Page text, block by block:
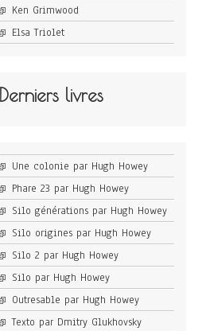
Ken Grimwood
Elsa Triolet
Derniers livres
Une colonie par Hugh Howey
Phare 23 par Hugh Howey
Silo générations par Hugh Howey
Silo origines par Hugh Howey
Silo 2 par Hugh Howey
Silo par Hugh Howey
Outresable par Hugh Howey
Texto par Dmitry Glukhovsky